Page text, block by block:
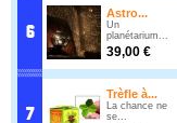
Astro...
Un
planétarium...
39,00 €
Trèfle à...
La chance ne
se...